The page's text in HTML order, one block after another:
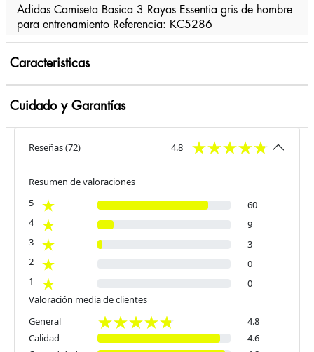
Adidas Camiseta Basica 3 Rayas Essentia gris de hombre
para entrenamiento Referencia: KC5286
Caracteristicas
Cuidado y Garantías
Reseñas(72) 4.8
Resumen de valoraciones
5
60
4
9
3
3
2
0
1
0
Valoración media de clientes
General
4.8
Calidad
4.6